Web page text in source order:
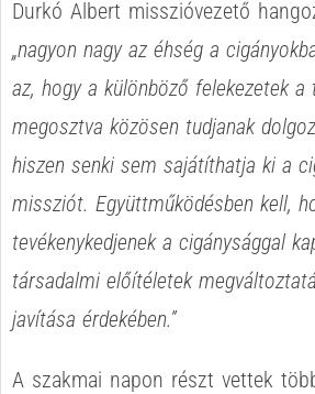
Durkó Albert misszióvezető
„nagyon nagy az éhség a
az, hogy a különböző felekezetek a
megosztva közösen tudjanak
hiszen senki sem sajátíthatja ki a
missziót. Együttműködésben kell,
tevékenykedjenek a cigánysággal
társadalmi előítéletek
javítása érdekében.”
A szakmai napon részt vettek